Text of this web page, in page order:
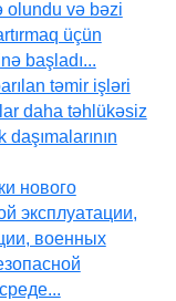
olundu və bəzi
üçün
başladı...
təmir işləri
daha təhlükəsiz
нового
эксплуатации,
военных